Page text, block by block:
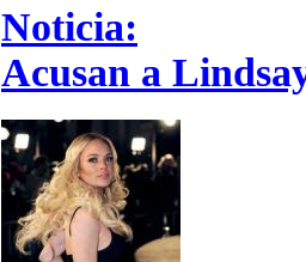
Noticia:
Acusan a